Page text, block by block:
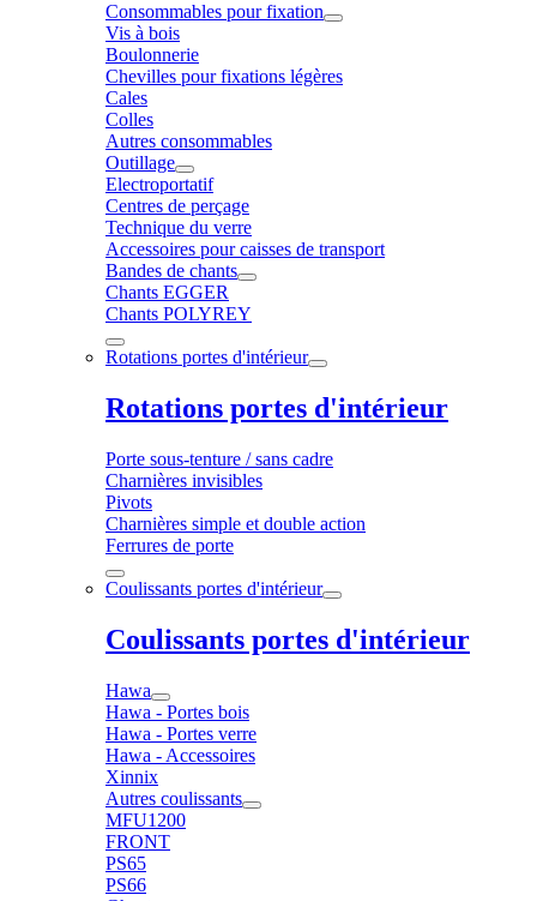
Consommables pour fixation
Vis à bois
Boulonnerie
Chevilles pour fixations légères
Cales
Colles
Autres consommables
Outillage
Electroportatif
Centres de perçage
Technique du verre
Accessoires pour caisses de transport
Bandes de chants
Chants EGGER
Chants POLYREY
Rotations portes d'intérieur
Rotations portes d'intérieur
Porte sous-tenture / sans cadre
Charnières invisibles
Pivots
Charnières simple et double action
Ferrures de porte
Coulissants portes d'intérieur
Coulissants portes d'intérieur
Hawa
Hawa - Portes bois
Hawa - Portes verre
Hawa - Accessoires
Xinnix
Autres coulissants
MFU1200
FRONT
PS65
PS66